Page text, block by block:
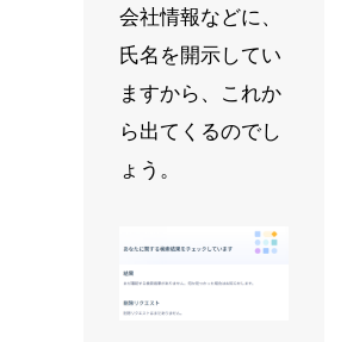
会社情報などに、
氏名を開示してい
ますから、これか
ら出てくるのでし
ょう。